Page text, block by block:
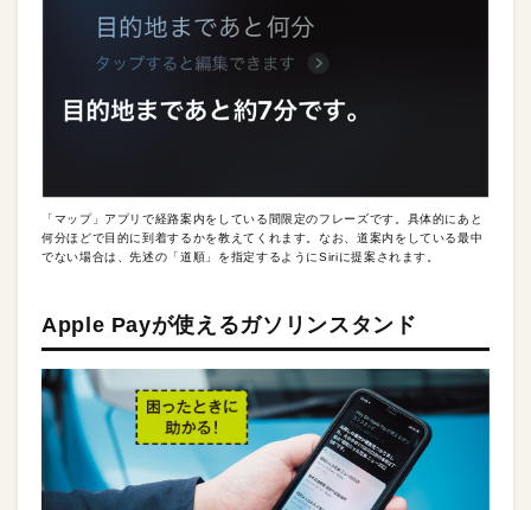
「マップ」アプリで経路案内をしている間限定のフレーズです。具体的にあと
何分ほどで目的に到着するかを教えてくれます。なお、道案内をしている最中
でない場合は、先述の「道順」を指定するようにSiriに提案されます。
Apple Payが使えるガソリンスタンド